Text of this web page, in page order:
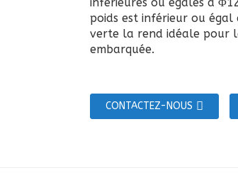
poids est inférieur ou
verte la rend idéale pour
embarquée.
CONTACTEZ-NOUS